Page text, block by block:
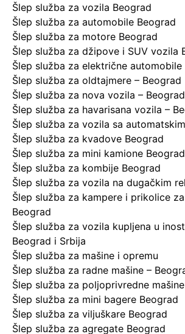
Šlep služba za vozila Beograd
Šlep služba za automobile Beograd
Šlep služba za motore Beograd
Šlep služba za džipove i SUV vozila
Šlep služba za električne automobile
Šlep služba za oldtajmere – Beograd
Šlep služba za nova vozila – Beograd
Šlep služba za havarisana vozila –
Šlep služba za vozila sa
Šlep služba za kvadove Beograd
Šlep služba za mini kamione Beograd
Šlep služba za kombije Beograd
Šlep služba za vozila na dugačkim
Šlep služba za kampere i prikolice
Beograd
Šlep služba za vozila kupljena u
Beograd i Srbija
Šlep služba za mašine i opremu
Šlep služba za radne mašine –
Šlep služba za poljoprivredne
Šlep služba za mini bagere Beograd
Šlep služba za viljuškare Beograd
Šlep služba za agregate Beograd